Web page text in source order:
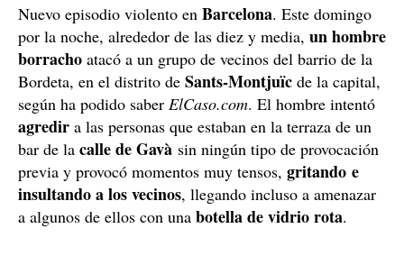
Nuevo episodio violento en Barcelona. Este domingo
por la noche, alrededor de las diez y media, un hombre
borracho atacó a un grupo de vecinos del barrio de la
Bordeta, en el distrito de Sants-Montjuïc de la capital,
según ha podido saber ElCaso.com. El hombre intentó
agredir a las personas que estaban en la terraza de un
bar de la calle de Gavà sin ningún tipo de provocación
previa y provocó momentos muy tensos, gritando e
insultando a los vecinos, llegando incluso a amenazar
a algunos de ellos con una botella de vidrio rota.